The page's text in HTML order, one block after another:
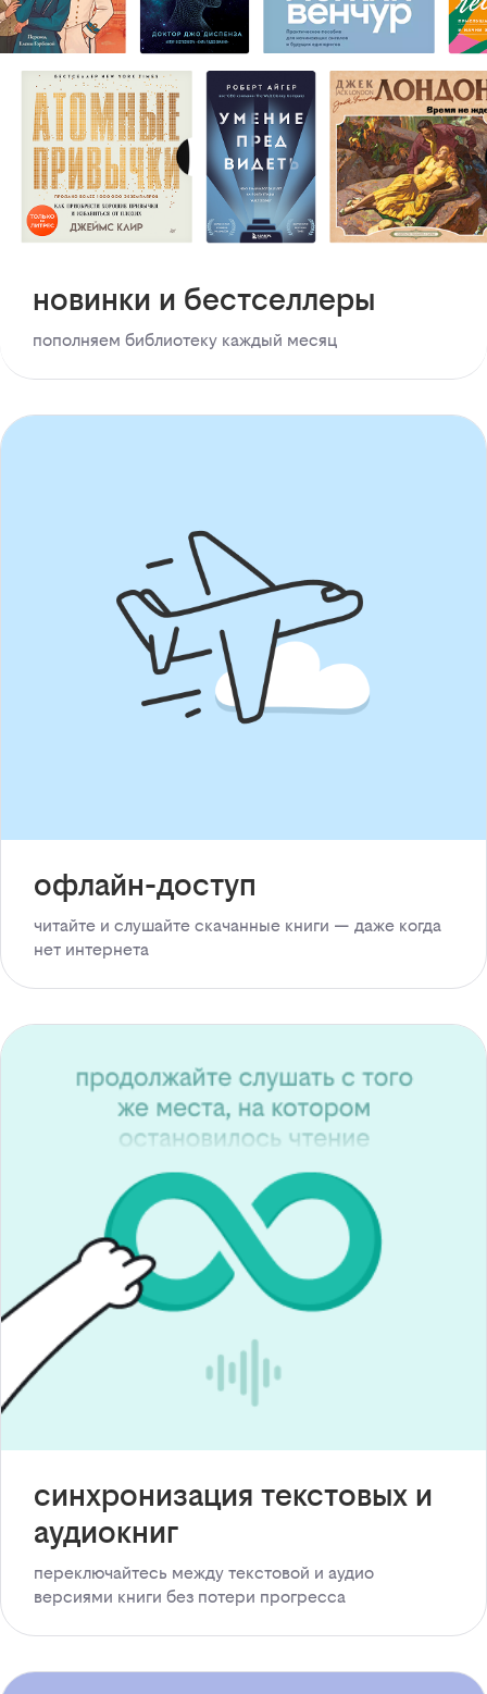
новинки и бестселлеры
пополняем библиотеку каждый месяц
офлайн-доступ
читайте и слушайте скачанные книги — даже когда
нет интернета
синхронизация текстовых и
аудиокниг
переключайтесь между текстовой и аудио
версиями книги без потери прогресса